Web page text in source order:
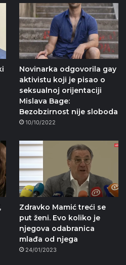
Novinarka odgovorila gay
aktivistu koji je pisao o
seksualnoj orijentaciji
Mislava Bage:
Bezobzirnost nije sloboda
10/10/2022
Zdravko Mamić treći se
put ženi. Evo koliko je
njegova odabranica
mlađa od njega
24/01/2023